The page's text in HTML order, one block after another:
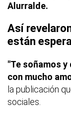
Alurralde.
Así
están
"Te soñamos
con mucho
la publicación
sociales.